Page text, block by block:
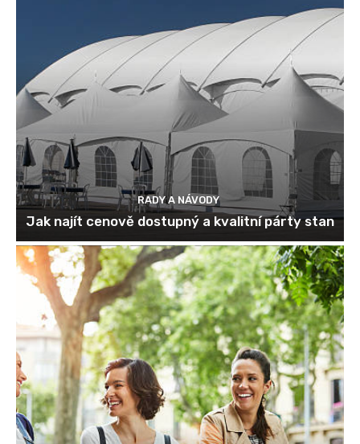
RADY A NÁVODY
Jak najít cenově dostupný a kvalitní párty stan